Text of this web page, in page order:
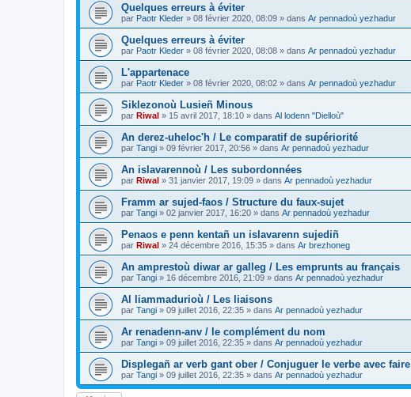
Quelques erreurs à éviter
par Paotr Kleder » 08 février 2020, 08:09 » dans Ar pennadoù yezhadur
Quelques erreurs à éviter
par Paotr Kleder » 08 février 2020, 08:08 » dans Ar pennadoù yezhadur
L'appartenace
par Paotr Kleder » 08 février 2020, 08:02 » dans Ar pennadoù yezhadur
Siklezonoù Lusieñ Minous
par Riwal » 15 avril 2017, 18:10 » dans Al lodenn "Dielloù"
An derez-uheloc'h / Le comparatif de supériorité
par Tangi » 09 février 2017, 20:56 » dans Ar pennadoù yezhadur
An islavarennoù / Les subordonnées
par Riwal » 31 janvier 2017, 19:09 » dans Ar pennadoù yezhadur
Framm ar sujed-faos / Structure du faux-sujet
par Tangi » 02 janvier 2017, 16:20 » dans Ar pennadoù yezhadur
Penaos e penn kentañ un islavarenn sujediñ
par Riwal » 24 décembre 2016, 15:35 » dans Ar brezhoneg
An amprestoù diwar ar galleg / Les emprunts au français
par Tangi » 16 décembre 2016, 21:09 » dans Ar pennadoù yezhadur
Al liammadurioù / Les liaisons
par Tangi » 09 juillet 2016, 22:35 » dans Ar pennadoù yezhadur
Ar renadenn-anv / le complément du nom
par Tangi » 09 juillet 2016, 22:35 » dans Ar pennadoù yezhadur
Displegañ ar verb gant ober / Conjuguer le verbe avec faire
par Tangi » 09 juillet 2016, 22:35 » dans Ar pennadoù yezhadur